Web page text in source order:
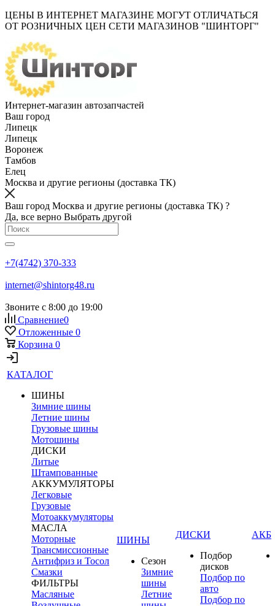
ЦЕНЫ В ИНТЕРНЕТ МАГАЗИНЕ МОГУТ ОТЛИЧАТЬСЯ
ОТ РОЗНИЧНЫХ ЦЕН СЕТИ МАГАЗИНОВ "ШИНТОРГ"
Интернет-магазин автозапчастей
Ваш город
Липецк
Липецк
Воронеж
Тамбов
Елец
Москва и другие регионы (доставка ТК)
Ваш город Москва и другие регионы (доставка ТК) ?
Да, все верно Выбрать другой
+7(4742) 370-333
internet@shintorg48.ru
Звоните с 8:00 до 19:00
Сравнение0
Отложенные 0
Корзина 0
КАТАЛОГ
ШИНЫ
Зимние шины
Летние шины
Грузовые шины
Мотошины
ДИСКИ
Литые
Штампованные
АККУМУЛЯТОРЫ
Легковые
Грузовые
Мотоаккумуляторы
МАСЛА
Моторные
Трансмиссионные
Антифриз и Тосол
Смазки
ФИЛЬТРЫ
Масляные
ШИНЫ
Сезон
Зимние
шины
Летние
ДИСКИ
Подбор
дисков
Подбор по
авто
Подбор по
АКБ